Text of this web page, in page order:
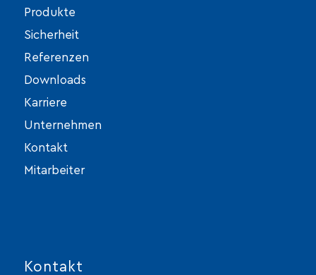
Produkte
Sicherheit
Referenzen
Downloads
Karriere
Unternehmen
Kontakt
Mitarbeiter
Kontakt